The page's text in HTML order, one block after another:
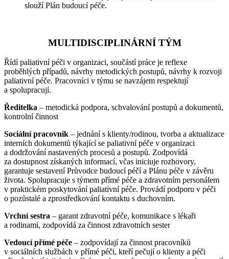
slouží Plán budoucí péče.
MULTIDISCIPLINÁRNÍ TÝM
Řídí paliativní péči v organizaci, součástí práce je reflexe
proběhlých případů, návrhy metodických postupů, návrhy k rozvoji
paliativní péče. Pracovníci v týmu se navzájem respektují
a spolupracují.
Ředitelka – metodická podpora, schvalování postupů a dokumentů,
kontrolní činnost
Sociální pracovník – jednání s klienty/rodinou, tvorba a aktualizace
interních dokumentů týkající se paliativní péče v organizaci
a dodržování nastavených procesů a postupů. Zodpovídá
za dostupnost získaných informací, včas iniciuje rozhovory,
garantuje sestavení Průvodce budoucí péčí a Plánu péče v závěru
života. Spolupracuje s týmem přímé péče a zdravotním personálem
v praktickém poskytování paliativní péče. Provádí podporu v péči
o pozůstalé a zprostředkování kontaktu s duchovním.
Vrchní sestra – garant zdravotní péče, komunikace s lékaři
a rodinami, zodpovídá za činnost zdravotních sester
Vedoucí přímé péče – zodpovídají za činnost pracovníků
v sociálních službách v přímé péči, kteří pečují o klienty a péči